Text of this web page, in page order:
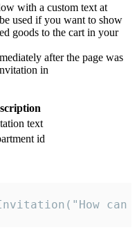
with a custom text at
used if you want to show
goods to the cart in your
after the page was
in
text
id